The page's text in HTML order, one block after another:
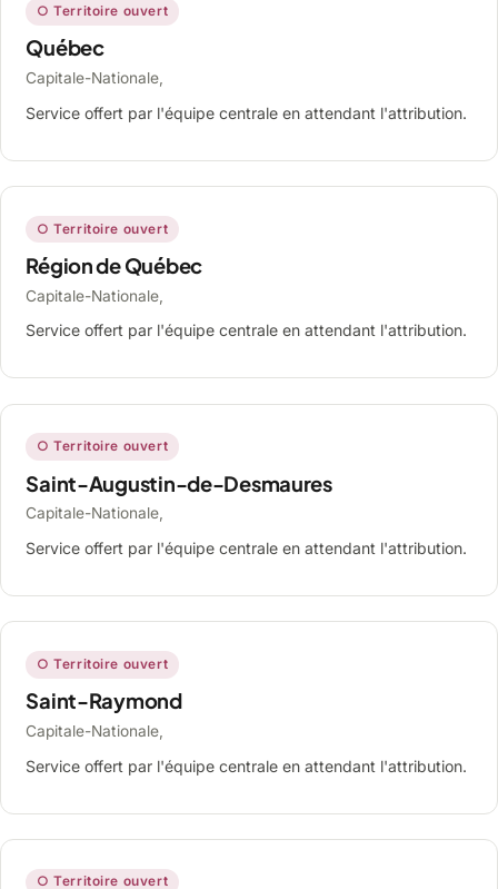
○ Territoire ouvert
Québec
Capitale-Nationale,
Service offert par l'équipe centrale en attendant l'attribution.
○ Territoire ouvert
Région de Québec
Capitale-Nationale,
Service offert par l'équipe centrale en attendant l'attribution.
○ Territoire ouvert
Saint-Augustin-de-Desmaures
Capitale-Nationale,
Service offert par l'équipe centrale en attendant l'attribution.
○ Territoire ouvert
Saint-Raymond
Capitale-Nationale,
Service offert par l'équipe centrale en attendant l'attribution.
○ Territoire ouvert